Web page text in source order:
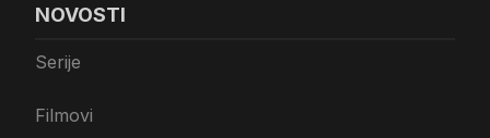
NOVOSTI
Serije
Filmovi